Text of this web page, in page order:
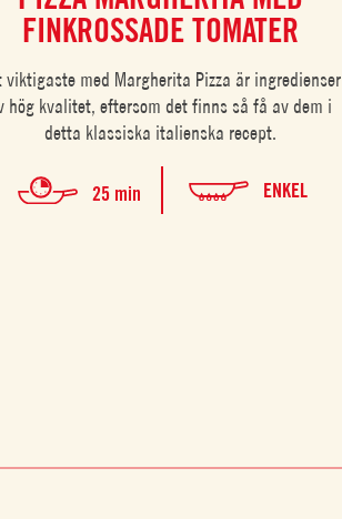
FINKROSSADE TOMATER
viktigaste med Margherita Pizza är ingredienser
hög kvalitet, eftersom det finns så få av dem i
detta klassiska italienska recept.
25 min ENKEL